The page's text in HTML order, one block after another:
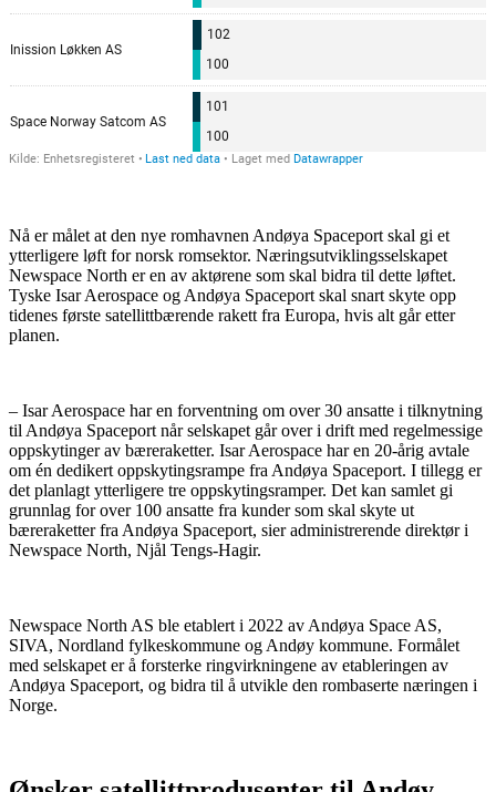
Nå er målet at den nye romhavnen Andøya Spaceport skal gi et
ytterligere løft for norsk romsektor. Næringsutviklingsselskapet
Newspace North er en av aktørene som skal bidra til dette løftet.
Tyske Isar Aerospace og Andøya Spaceport skal snart skyte opp
tidenes første satellittbærende rakett fra Europa, hvis alt går etter
planen.
– Isar Aerospace har en forventning om over 30 ansatte i tilknytning
til Andøya Spaceport når selskapet går over i drift med regelmessige
oppskytinger av bæreraketter. Isar Aerospace har en 20-årig avtale
om én dedikert oppskytingsrampe fra Andøya Spaceport. I tillegg er
det planlagt ytterligere tre oppskytingsramper. Det kan samlet gi
grunnlag for over 100 ansatte fra kunder som skal skyte ut
bæreraketter fra Andøya Spaceport, sier administrerende direktør i
Newspace North, Njål Tengs-Hagir.
Newspace North AS ble etablert i 2022 av Andøya Space AS,
SIVA, Nordland fylkeskommune og Andøy kommune. Formålet
med selskapet er å forsterke ringvirkningene av etableringen av
Andøya Spaceport, og bidra til å utvikle den rombaserte næringen i
Norge.